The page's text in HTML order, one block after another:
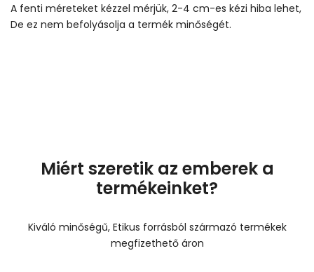
A fenti méreteket kézzel mérjük, 2-4 cm-es kézi hiba lehet,
De ez nem befolyásolja a termék minőségét.
Miért szeretik az emberek a
termékeinket?
Kiváló minőségű, Etikus forrásból származó termékek
megfizethető áron